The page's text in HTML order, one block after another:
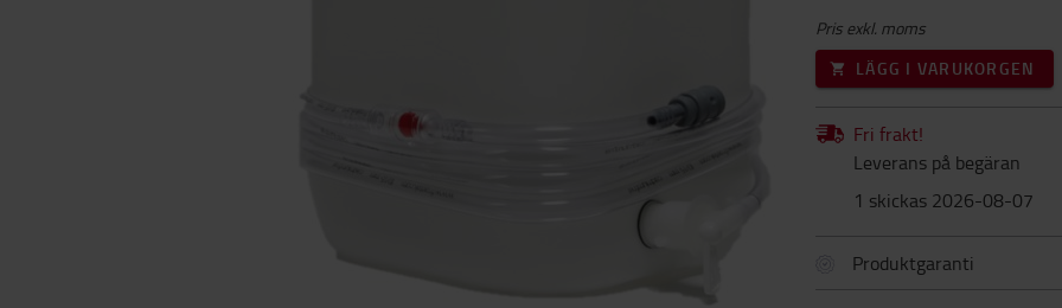
Pris exkl. moms
LÄGG I VARUKORGEN
Fri frakt!
Leverans på begäran
1 skickas 2026-08-07
Produktgaranti